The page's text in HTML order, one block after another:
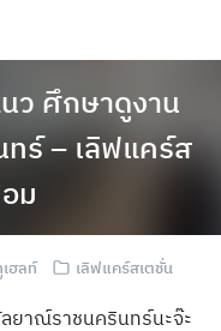
ว ศึกษาดูงาน
ร์ – เลิฟแคร์ส
ม
ฮลท์ เลิฟแคร์สเตชั่น
ยาณ์ราชนครินทร์นะจ๊ะ